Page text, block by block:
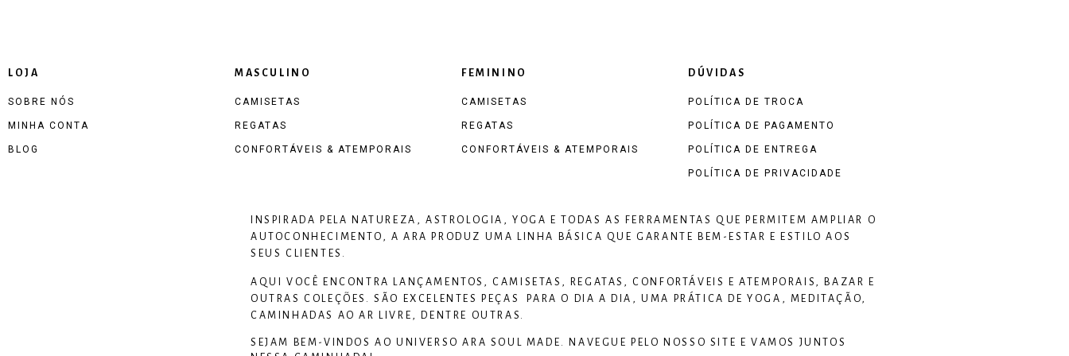
LOJA
SOBRE NÓS
MINHA CONTA
BLOG
MASCULINO
CAMISETAS
REGATAS
CONFORTÁVEIS & ATEMPORAIS
FEMININO
CAMISETAS
REGATAS
CONFORTÁVEIS & ATEMPORAIS
DÚVIDAS
POLÍTICA DE TROCA
POLÍTICA DE PAGAMENTO
POLÍTICA DE ENTREGA
POLÍTICA DE PRIVACIDADE
INSPIRADA PELA NATUREZA, ASTROLOGIA, YOGA E TODAS AS FERRAMENTAS QUE PERMITEM AMPLIAR O
AUTOCONHECIMENTO, A ARA PRODUZ UMA LINHA BÁSICA QUE GARANTE BEM-ESTAR E ESTILO AOS
SEUS CLIENTES.
AQUI VOCÊ ENCONTRA LANÇAMENTOS, CAMISETAS, REGATAS, CONFORTÁVEIS E ATEMPORAIS, BAZAR E
OUTRAS COLEÇÕES. SÃO EXCELENTES PEÇAS PARA O DIA A DIA, UMA PRÁTICA DE YOGA, MEDITAÇÃO,
CAMINHADAS AO AR LIVRE, DENTRE OUTRAS.
SEJAM BEM-VINDOS AO UNIVERSO ARA SOUL MADE . NAVEGUE PELO NOSSO SITE E VAMOS JUNTOS